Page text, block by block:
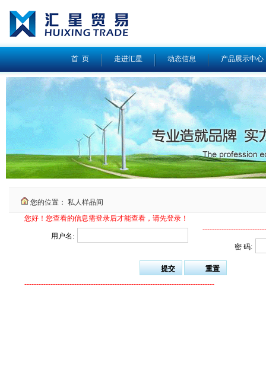
首 页 走进汇星 动态信息 产品展示中心
您的位置： 私人样品间
您好！您查看的信息需登录后才能查看，请先登录！
用户名:
密 码:
--------------------------------------------------------------------------------